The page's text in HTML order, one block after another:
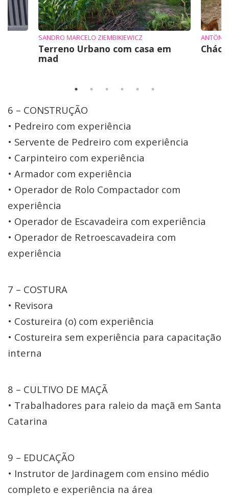
SANDRO MARCELO ZIEMBIKIEWICZ
Terreno Urbano com casa em
mad
ANTÔNIO
6 – CONSTRUÇÃO
• Pedreiro com experiência
• Servente de Pedreiro com experiência
• Carpinteiro com experiência
• Armador com experiência
• Operador de Rolo Compactador com
experiência
• Operador de Escavadeira com experiência
• Operador de Retroescavadeira com
experiência
7 – COSTURA
• Revisora
• Costureira (o) com experiência
• Costureira sem experiência para capacitação
interna
8 – CULTIVO DE MAÇÃ
• Trabalhadores para raleio da maçã em Santa
Catarina
9 – EDUCAÇÃO
• Instrutor de Jardinagem com ensino médio
completo e experiência na área